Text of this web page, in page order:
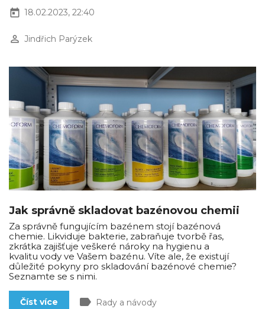
today 18.02.2023, 22:40
perm_identity Jindřich Parýzek
Jak správně skladovat bazénovou chemii
Za správně fungujícím bazénem stojí bazénová
chemie. Likviduje bakterie, zabraňuje tvorbě řas,
zkrátka zajišťuje veškeré nároky na hygienu a
kvalitu vody ve Vašem bazénu. Víte ale, že existují
důležité pokyny pro skladování bazénové chemie?
Seznamte se s nimi.
Číst více label Rady a návody